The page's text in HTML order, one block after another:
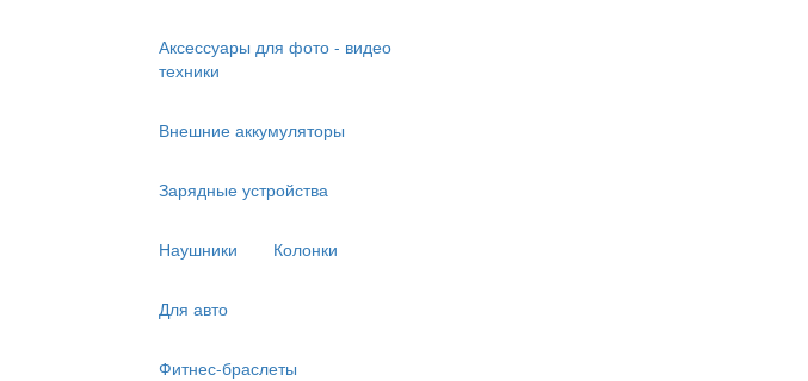
Аксессуары для фото - видео
техники
Внешние аккумуляторы
Зарядные устройства
Наушники Колонки
Для авто
Фитнес-браслеты